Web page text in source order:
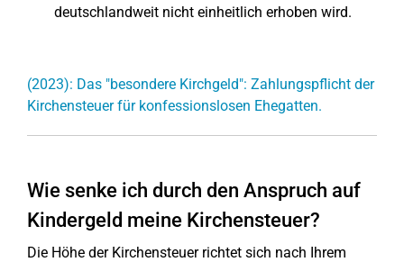
deutschlandweit nicht einheitlich erhoben wird.
(2023): Das "besondere Kirchgeld": Zahlungspflicht der
Kirchensteuer für konfessionslosen Ehegatten.
Wie senke ich durch den Anspruch auf
Kindergeld meine Kirchensteuer?
Die Höhe der Kirchensteuer richtet sich nach Ihrem